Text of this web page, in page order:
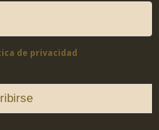
de privacidad